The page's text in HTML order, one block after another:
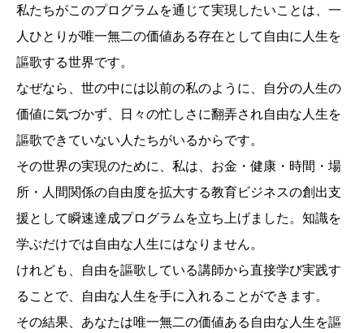
私たちがこのプログラムを通じて実現したいことは、一
人ひとりが唯一無二の価値ある存在として自由に人生を
謳歌する世界です。
なぜなら、世の中には以前の私のように、自分の人生の
価値に気づかず、日々の忙しさに翻弄され自由な人生を
謳歌できていない人たちがいるからです。
その世界の実現のために、私は、お金・健康・時間・場
所・人間関係の自由度を拡大する教育ビジネスの創出支
援として瞬速達成プログラムを立ち上げました。知識を
学ぶだけでは自由な人生にはなりません。
けれども、自由を謳歌している講師から直接学び実践す
ることで、自由な人生を手に入れることができます。
その結果、あなたは唯一無二の価値ある自由な人生を謳